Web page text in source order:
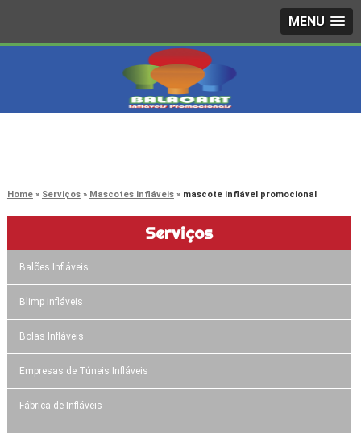
MENU
Home Serviços Mascotes infláveis mascote inflável promocional
Serviços
Balões Infláveis
Blimp infláveis
Bolas Infláveis
Empresas de Túneis Infláveis
Fábrica de Infláveis